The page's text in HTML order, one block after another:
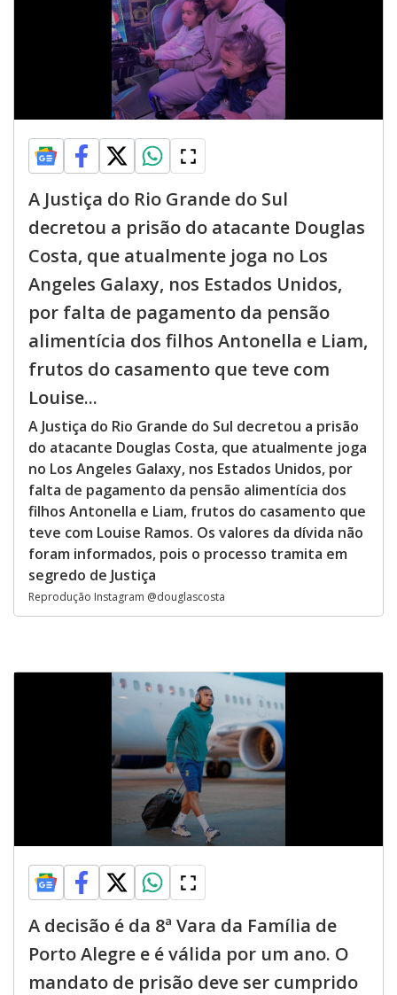
A Justiça do Rio Grande do Sul
decretou a prisão do atacante Douglas
Costa, que atualmente joga no Los
Angeles Galaxy, nos Estados Unidos,
por falta de pagamento da pensão
alimentícia dos filhos Antonella e Liam,
frutos do casamento que teve com
Louise...
A Justiça do Rio Grande do Sul decretou a prisão
do atacante Douglas Costa, que atualmente joga
no Los Angeles Galaxy, nos Estados Unidos, por
falta de pagamento da pensão alimentícia dos
filhos Antonella e Liam, frutos do casamento que
teve com Louise Ramos. Os valores da dívida não
foram informados, pois o processo tramita em
segredo de Justiça
Reprodução Instagram @douglascosta
A decisão é da 8ª Vara da Família de
Porto Alegre e é válida por um ano. O
mandato de prisão deve ser cumprido